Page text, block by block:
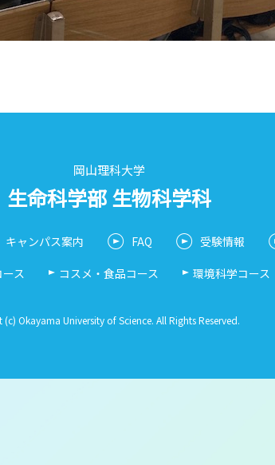
岡山理科大学
生命科学部 生物科学科
キャンパス案内 FAQ 受験情報
ス コスメ・食品コース 環境科学コース
Okayama University of Science. All Rights Reserved.